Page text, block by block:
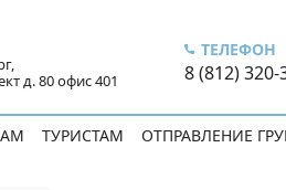
д. 80 офис 401
ТЕЛЕФОН
8 (812) 320-
ТУРИСТАМ ОТПРАВЛЕНИЕ